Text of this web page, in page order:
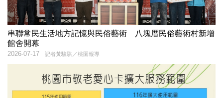
串聯常民生活地方記憶與民俗藝術 八塊厝民俗藝術村新增
館舍開幕
記者黃駿騏／桃園報導
2026-07-17